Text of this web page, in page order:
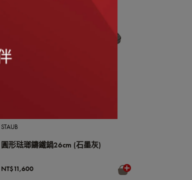
STAUB
圓形琺瑯鑄鐵鍋26cm (石墨灰)
NT$11,600